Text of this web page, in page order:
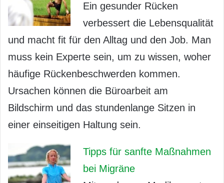
Ein gesunder Rücken
verbessert die Lebensqualität
und macht fit für den Alltag und den Job. Man
muss kein Experte sein, um zu wissen, woher
häufige Rückenbeschwerden kommen.
Ursachen können die Büroarbeit am
Bildschirm und das stundenlange Sitzen in
einer einseitigen Haltung sein.
Tipps für sanfte Maßnahmen
bei Migräne